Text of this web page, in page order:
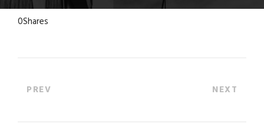
0Shares
PREV NEXT